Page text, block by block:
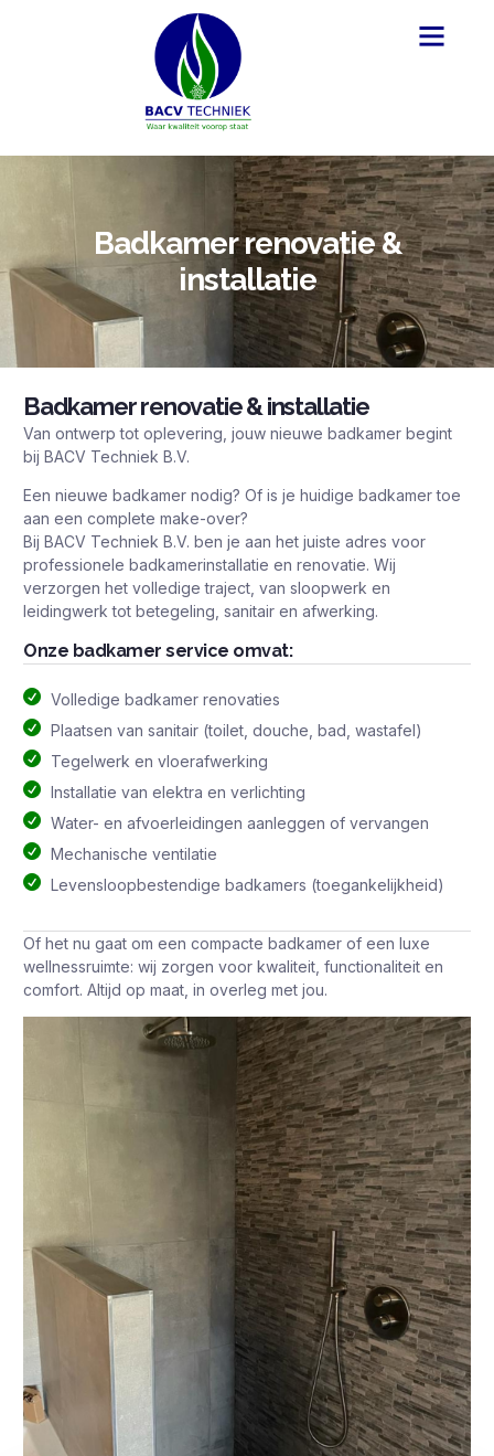
Badkamer renovatie &
installatie
Badkamer renovatie & installatie
Van ontwerp tot oplevering, jouw nieuwe badkamer begint
bij BACV Techniek B.V.
Een nieuwe badkamer nodig? Of is je huidige badkamer toe
aan een complete make-over?
Bij BACV Techniek B.V. ben je aan het juiste adres voor
professionele badkamerinstallatie en renovatie. Wij
verzorgen het volledige traject, van sloopwerk en
leidingwerk tot betegeling, sanitair en afwerking.
Onze badkamer service omvat:
Volledige badkamer renovaties
Plaatsen van sanitair (toilet, douche, bad, wastafel)
Tegelwerk en vloerafwerking
Installatie van elektra en verlichting
Water- en afvoerleidingen aanleggen of vervangen
Mechanische ventilatie
Levensloopbestendige badkamers (toegankelijkheid)
Of het nu gaat om een compacte badkamer of een luxe
wellnessruimte: wij zorgen voor kwaliteit, functionaliteit en
comfort. Altijd op maat, in overleg met jou.